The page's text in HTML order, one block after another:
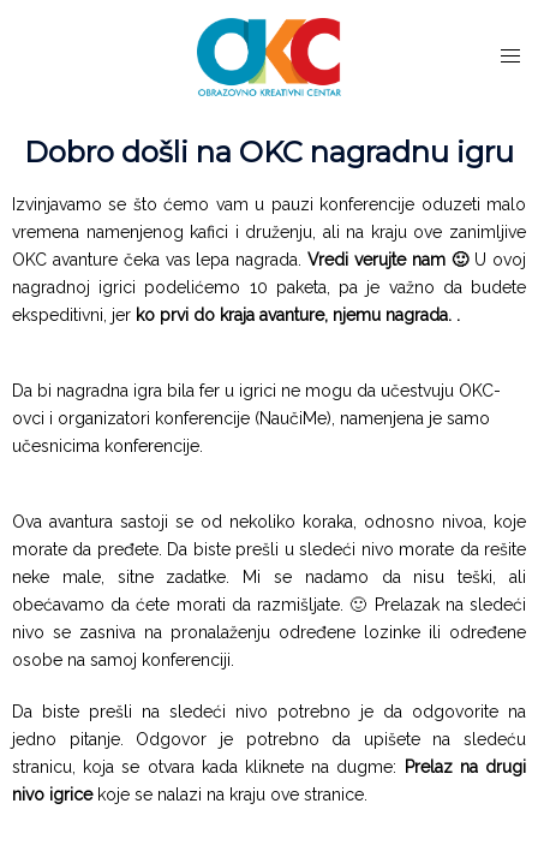
Dobro došli na OKC nagradnu igru
Izvinjavamo se što ćemo vam u pauzi konferencije oduzeti malo
vremena namenjenog kafici i druženju, ali na kraju ove zanimljive
OKC avanture čeka vas lepa nagrada. Vredi verujte nam 🙂U ovoj
nagradnoj igrici podelićemo 10 paketa, pa je važno da budete
ekspeditivni, jer ko prvi do kraja avanture, njemu nagrada. .
Da bi nagradna igra bila fer u igrici ne mogu da učestvuju OKC-
ovci i organizatori konferencije (NaučiMe), namenjena je samo
učesnicima konferencije.
Ova avantura sastoji se od nekoliko koraka, odnosno nivoa, koje
morate da pređete. Da biste prešli u sledeći nivo morate da rešite
neke male, sitne zadatke. Mi se nadamo da nisu teški, ali
obećavamo da ćete morati da razmišljate. 🙂 Prelazak na sledeći
nivo se zasniva na pronalaženju određene lozinke ili određene
osobe na samoj konferenciji.
Da biste prešli na sledeći nivo potrebno je da odgovorite na
jedno pitanje. Odgovor je potrebno da upišete na sledeću
stranicu, koja se otvara kada kliknete na dugme:
Prelaz na drugi
nivo igrice koje se nalazi na kraju ove stranice.